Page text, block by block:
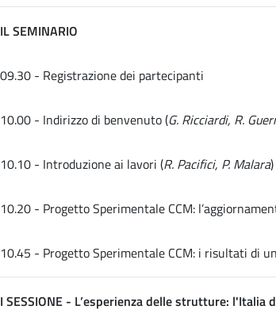
IL SEMINARIO
09.30 - Registrazione dei partecipanti
10.00 - Indirizzo di benvenuto (G. Ricciardi, R.
10.10 - Introduzione ai lavori (R. Pacifici, P. Malara)
10.20 - Progetto Sperimentale CCM:
10.45 - Progetto Sperimentale CCM: i risultati di
I SESSIONE - L’esperienza delle strutture: l'Italia